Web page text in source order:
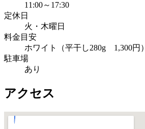
11:00～17:30
定休日
火・木曜日
料金目安
ホワイト（平干し280g 1,300円）
駐車場
あり
アクセス